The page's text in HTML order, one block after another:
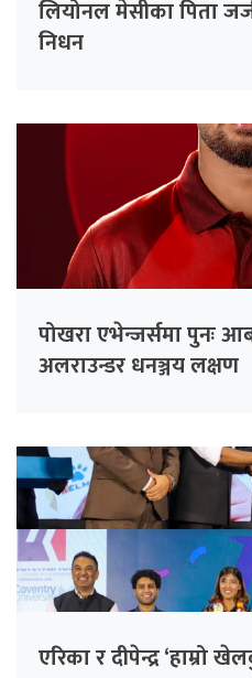
लियोनल मेसीका पिता
निधन
पोखरा एभेन्जर्समा पुनः
अलराउन्डर धनञ्जय लक्षण
एरिका र दीपेन्द्र ‘हाम्रो